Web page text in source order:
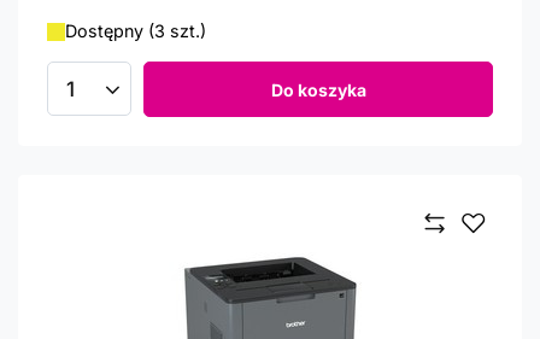
Dostępny (3 szt.)
Ilość produktów Do koszyka